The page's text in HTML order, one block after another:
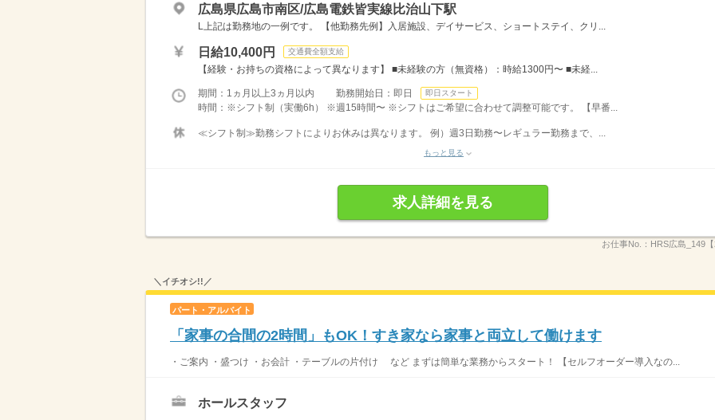
広島県広島市南区/広島電鉄皆実線比治山下駅
L上記は勤務地の一例です。 【他勤務先例】入居施設、デイサービス、ショートステイ、クリ...
日給10,400円 交通費全額支給
【経験・お持ちの資格によって異なります】 ■未経験の方（無資格）：時給1300円〜 ■未経...
期間：1ヵ月以上3ヵ月以内 勤務開始日：即日 即日スタート
時間：※シフト制（実働6h） ※週15時間〜 ※シフトはご希望に合わせて調整可能です。 【早番...
≪シフト制≫勤務シフトによりお休みは異なります。 例）週3日勤務〜レギュラー勤務まで、...
もっと見る
求人詳細を見る
お仕事No.： HRS広島_149【
＼イチオシ!!／
パート・アルバイト
「家事の合間の2時間」もOK！すき家なら家事と両立して働けます
・ご案内 ・盛つけ ・お会計 ・テーブルの片付け など まずは簡単な業務からスタート！ 【セルフオーダー導入なの...
ホールスタッフ